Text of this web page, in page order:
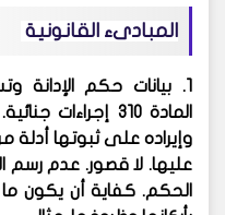
المبادىء القانونية
1. بيانات حكم الإدانة
المادة 310
وإيراده على ثبوتها أدلة
عليها. لا قصور. عدم رسم
الحكم. كفاية أن يكون